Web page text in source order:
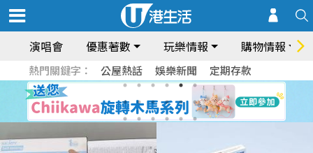
演唱會 優惠著數 玩樂情報 購物情報
熱門關鍵字： 公屋熱話 娛樂新聞 定期存款